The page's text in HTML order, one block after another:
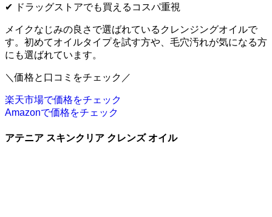
✔ ドラッグストアでも買えるコスパ重視
メイクなじみの良さで選ばれているクレンジングオイルで
す。初めてオイルタイプを試す方や、毛穴汚れが気になる方
にも選ばれています。
＼価格と口コミをチェック／
楽天市場で価格をチェック
Amazonで価格をチェック
アテニア スキンクリア クレンズ オイル